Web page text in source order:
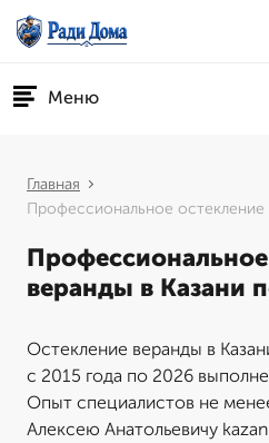
Меню
Главная
Профессиональное остекление
веранды в Казани
Остекление веранды в
с 2015 года по 2026
Опыт специалистов не
Алексею Анатольевичу